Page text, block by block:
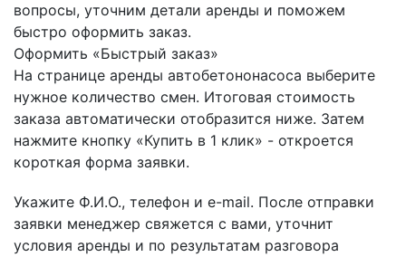
вопросы, уточним детали аренды и поможем
быстро оформить заказ.
Оформить «Быстрый заказ»
На странице аренды автобетононасоса выберите
нужное количество смен. Итоговая стоимость
заказа автоматически отобразится ниже. Затем
нажмите кнопку «Купить в 1 клик» - откроется
короткая форма заявки.
Укажите Ф.И.О., телефон и e-mail. После отправки
заявки менеджер свяжется с вами, уточнит
условия аренды и по результатам разговора